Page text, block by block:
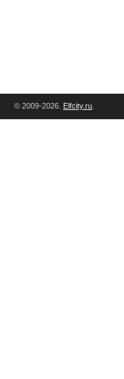
© 2009-2026. Elfcity.ru